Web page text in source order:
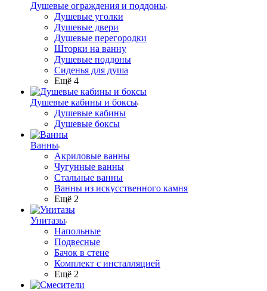
Душевые ограждения и поддоны
Душевые уголки
Душевые двери
Душевые перегородки
Шторки на ванну
Душевые поддоны
Сиденья для душа
Ещё 4
Душевые кабины и боксы
Душевые кабины
Душевые боксы
Ванны
Акриловые ванны
Чугунные ванны
Стальные ванны
Ванны из искусственного камня
Ещё 2
Унитазы
Напольные
Подвесные
Бачок в стене
Комплект с инсталляцией
Ещё 2